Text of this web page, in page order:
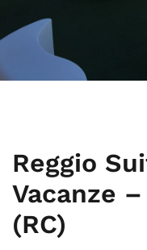
Reggio
Vacanze
(RC)